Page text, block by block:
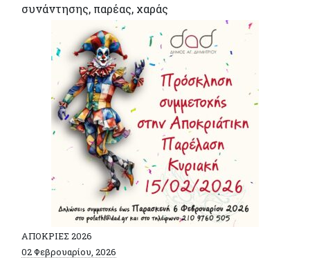
συνάντησης, παρέας, χαράς
ΑΠΟΚΡΙΕΣ 2026
02 Φεβρουαρίου, 2026